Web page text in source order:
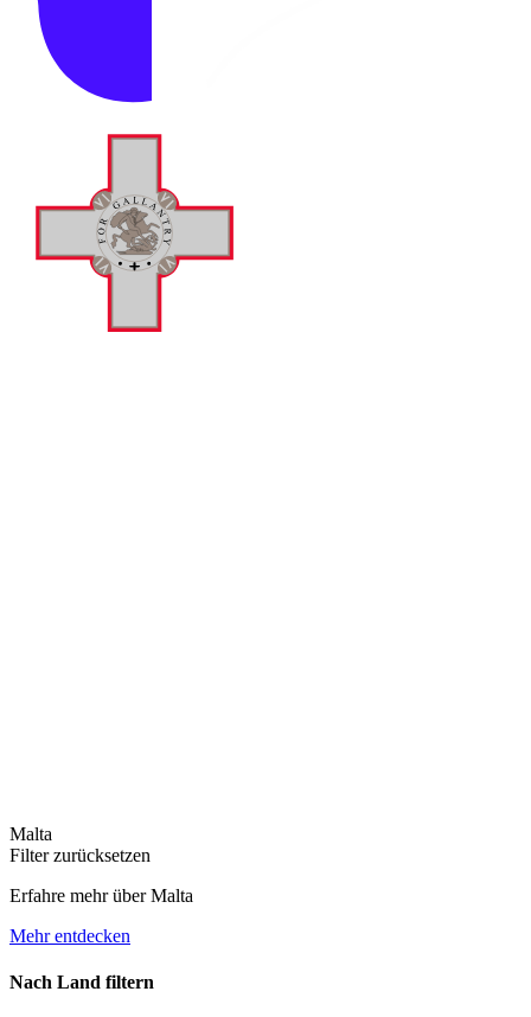
Malta
Filter zurücksetzen
Erfahre mehr über Malta
Mehr entdecken
Nach Land filtern